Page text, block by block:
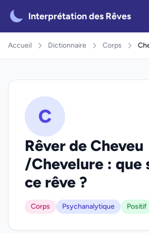
Interprétation des Rêves
Accueil Dictionnaire Corps
C
Rêver de Cheveu
/Chevelure : que
ce rêve ?
Corps Psychanalytique Positif